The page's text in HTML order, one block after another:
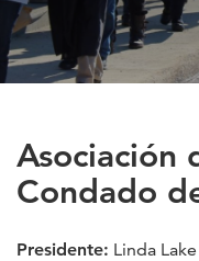
Asociación
Condado
Presidente: Linda Lake